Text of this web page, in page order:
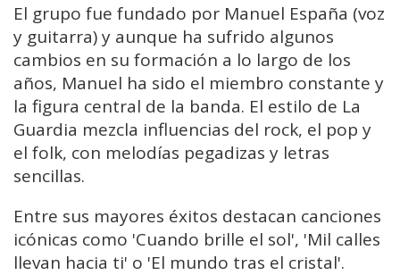
El grupo fue fundado por Manuel España (voz
y guitarra) y aunque ha sufrido algunos
cambios en su formación a lo largo de los
años, Manuel ha sido el miembro constante y
la figura central de la banda. El estilo de La
Guardia mezcla influencias del rock, el pop y
el folk, con melodías pegadizas y letras
sencillas.
Entre sus mayores éxitos destacan canciones
icónicas como 'Cuando brille el sol', 'Mil calles
llevan hacia ti' o 'El mundo tras el cristal'.